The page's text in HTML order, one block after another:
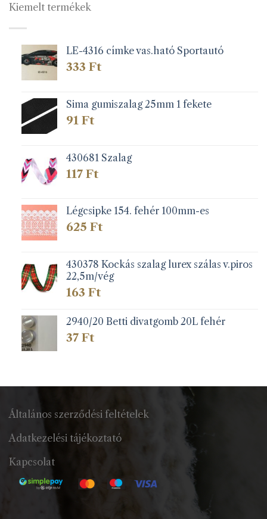
Kiemelt termékek
LE-4316 címke vas.ható Sportautó
333 Ft
Sima gumiszalag 25mm 1 fekete
91 Ft
430681 Szalag
117 Ft
Légcsipke 154. fehér 100mm-es
625 Ft
430378 Kockás szalag lurex szálas v.piros
22,5m/vég
163 Ft
2940/20 Betti divatgomb 20L fehér
37 Ft
Általános szerződési feltételek
Adatkezelési tájékoztató
Kapcsolat